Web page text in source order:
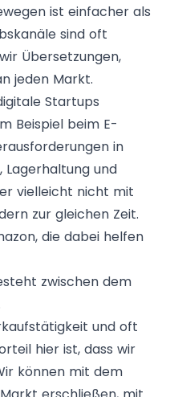
ist einfacher als
sind oft
Übersetzungen,
jeden Markt.
Startups
Beispiel beim E-
in
Lagerhaltung und
vielleicht nicht mit
zur gleichen Zeit.
die dabei helfen
zwischen dem
und oft
hier ist, dass wir
können mit dem